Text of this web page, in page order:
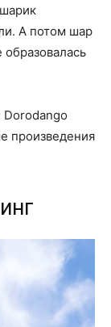
А потом шар
произведения